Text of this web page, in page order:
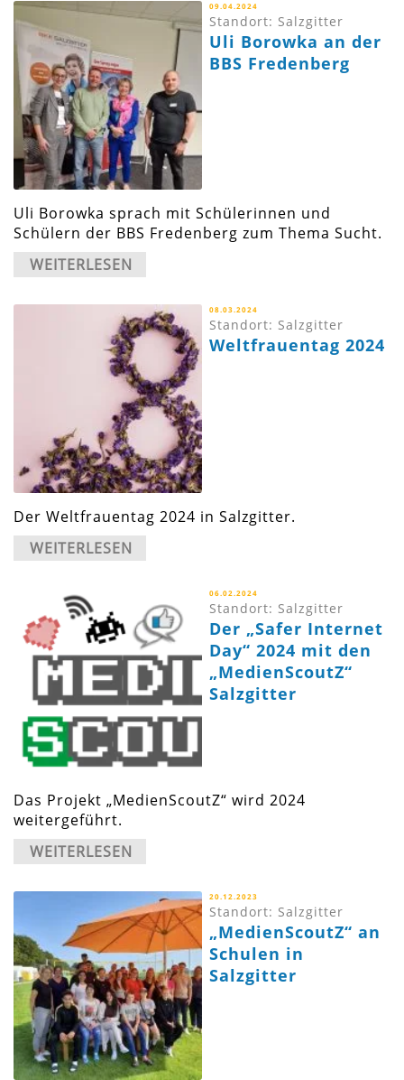
09.04.2024
Standort: Salzgitter
Uli Borowka an der
BBS Fredenberg
Uli Borowka sprach mit Schülerinnen und
Schülern der BBS Fredenberg zum Thema Sucht.
WEITERLESEN
08.03.2024
Standort: Salzgitter
Weltfrauentag 2024
Der Weltfrauentag 2024 in Salzgitter.
WEITERLESEN
06.02.2024
Standort: Salzgitter
Der „Safer Internet
Day“ 2024 mit den
„MedienScoutZ“
Salzgitter
Das Projekt „MedienScoutZ“ wird 2024
weitergeführt.
WEITERLESEN
20.12.2023
Standort: Salzgitter
„MedienScoutZ“ an
Schulen in
Salzgitter